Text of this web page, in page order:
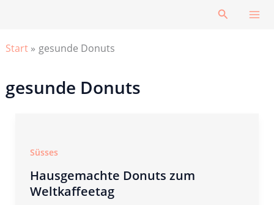
Suchen
Start gesunde Donuts
gesunde Donuts
Süsses
Hausgemachte Donuts zum
Weltkaffeetag